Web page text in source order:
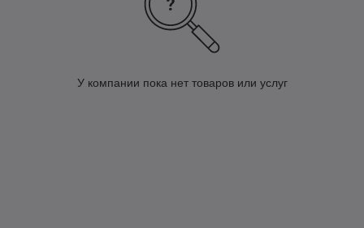
У компании пока нет товаров или услуг